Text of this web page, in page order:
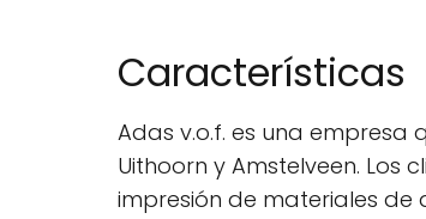
Características
Adas v.o.f. es una
Uithoorn y Amstelveen.
impresión de materiales de